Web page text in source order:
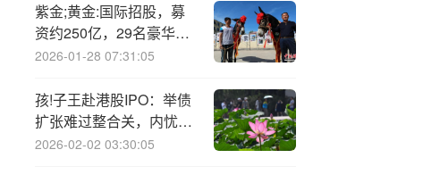
紫金;黄金:国际招股，募
资约250亿，29名豪华基
石阵容认购约125亿
2026-01-28 07:31:05
孩!子王赴港股IPO：举债
扩张难过整合关，内忧未
了又谋出海
2026-02-02 03:30:05